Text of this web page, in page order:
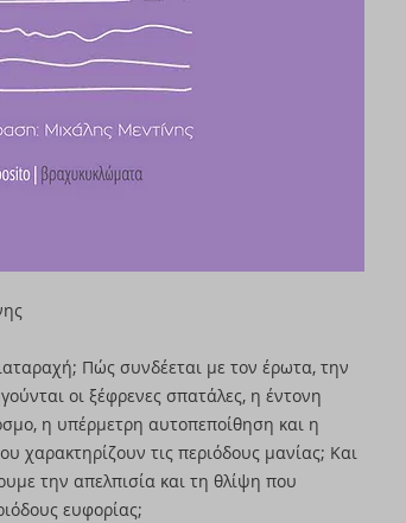
Πώς συνδέεται με τον έρωτα, την
οι ξέφρενες σπατάλες, η έντονη
η υπέρμετρη αυτοπεποίθηση και η
χαρακτηρίζουν τις περιόδους μανίας; Και
την απελπισία και τη θλίψη που
ευφορίας;